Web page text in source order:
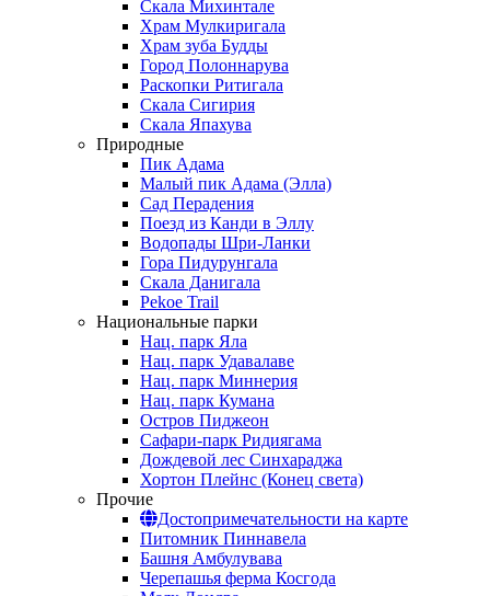
Скала Михинтале
Храм Мулкиригала
Храм зуба Будды
Город Полоннарува
Раскопки Ритигала
Скала Сигирия
Скала Япахува
Природные
Пик Адама
Малый пик Адама (Элла)
Сад Перадения
Поезд из Канди в Эллу
Водопады Шри-Ланки
Гора Пидурунгала
Скала Данигала
Pekoe Trail
Национальные парки
Нац. парк Яла
Нац. парк Удавалаве
Нац. парк Миннерия
Нац. парк Кумана
Остров Пиджеон
Сафари-парк Ридиягама
Дождевой лес Синхараджа
Хортон Плейнс (Конец света)
Прочие
Достопримечательности на карте
Питомник Пиннавела
Башня Амбулувава
Черепашья ферма Косгода